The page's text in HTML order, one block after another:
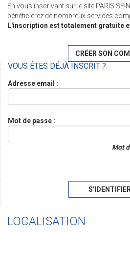
En vous inscrivant sur le site PARIS
bénéficierez de nombreux services
L'inscription est totalement gratuite
CRÉER SON
VOUS ÊTES DÉJÀ INSCRIT ?
Adresse email :
Mot de passe :
Mot
LOCALISATION